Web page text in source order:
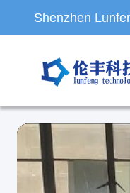
Shenzhen